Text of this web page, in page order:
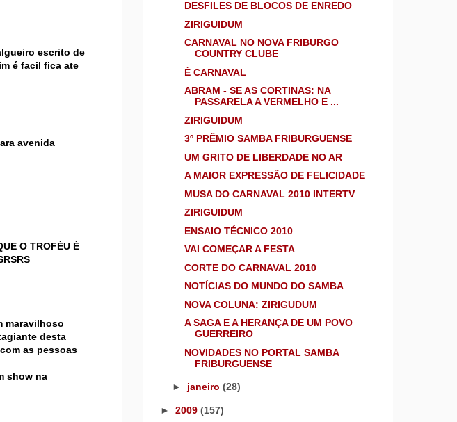
escrito de
é facil fica ate
avenida
O TROFÉU É
maravilhoso
desta
as pessoas
show na
DESFILES DE BLOCOS DE ENREDO
ZIRIGUIDUM
CARNAVAL NO NOVA FRIBURGO
COUNTRY CLUBE
É CARNAVAL
ABRAM - SE AS CORTINAS: NA
PASSARELA A VERMELHO E ...
ZIRIGUIDUM
3º PRÊMIO SAMBA FRIBURGUENSE
UM GRITO DE LIBERDADE NO AR
A MAIOR EXPRESSÃO DE FELICIDADE
MUSA DO CARNAVAL 2010 INTERTV
ZIRIGUIDUM
ENSAIO TÉCNICO 2010
VAI COMEÇAR A FESTA
CORTE DO CARNAVAL 2010
NOTÍCIAS DO MUNDO DO SAMBA
NOVA COLUNA: ZIRIGUDUM
A SAGA E A HERANÇA DE UM POVO
GUERREIRO
NOVIDADES NO PORTAL SAMBA
FRIBURGUENSE
► janeiro (28)
► 2009 (157)